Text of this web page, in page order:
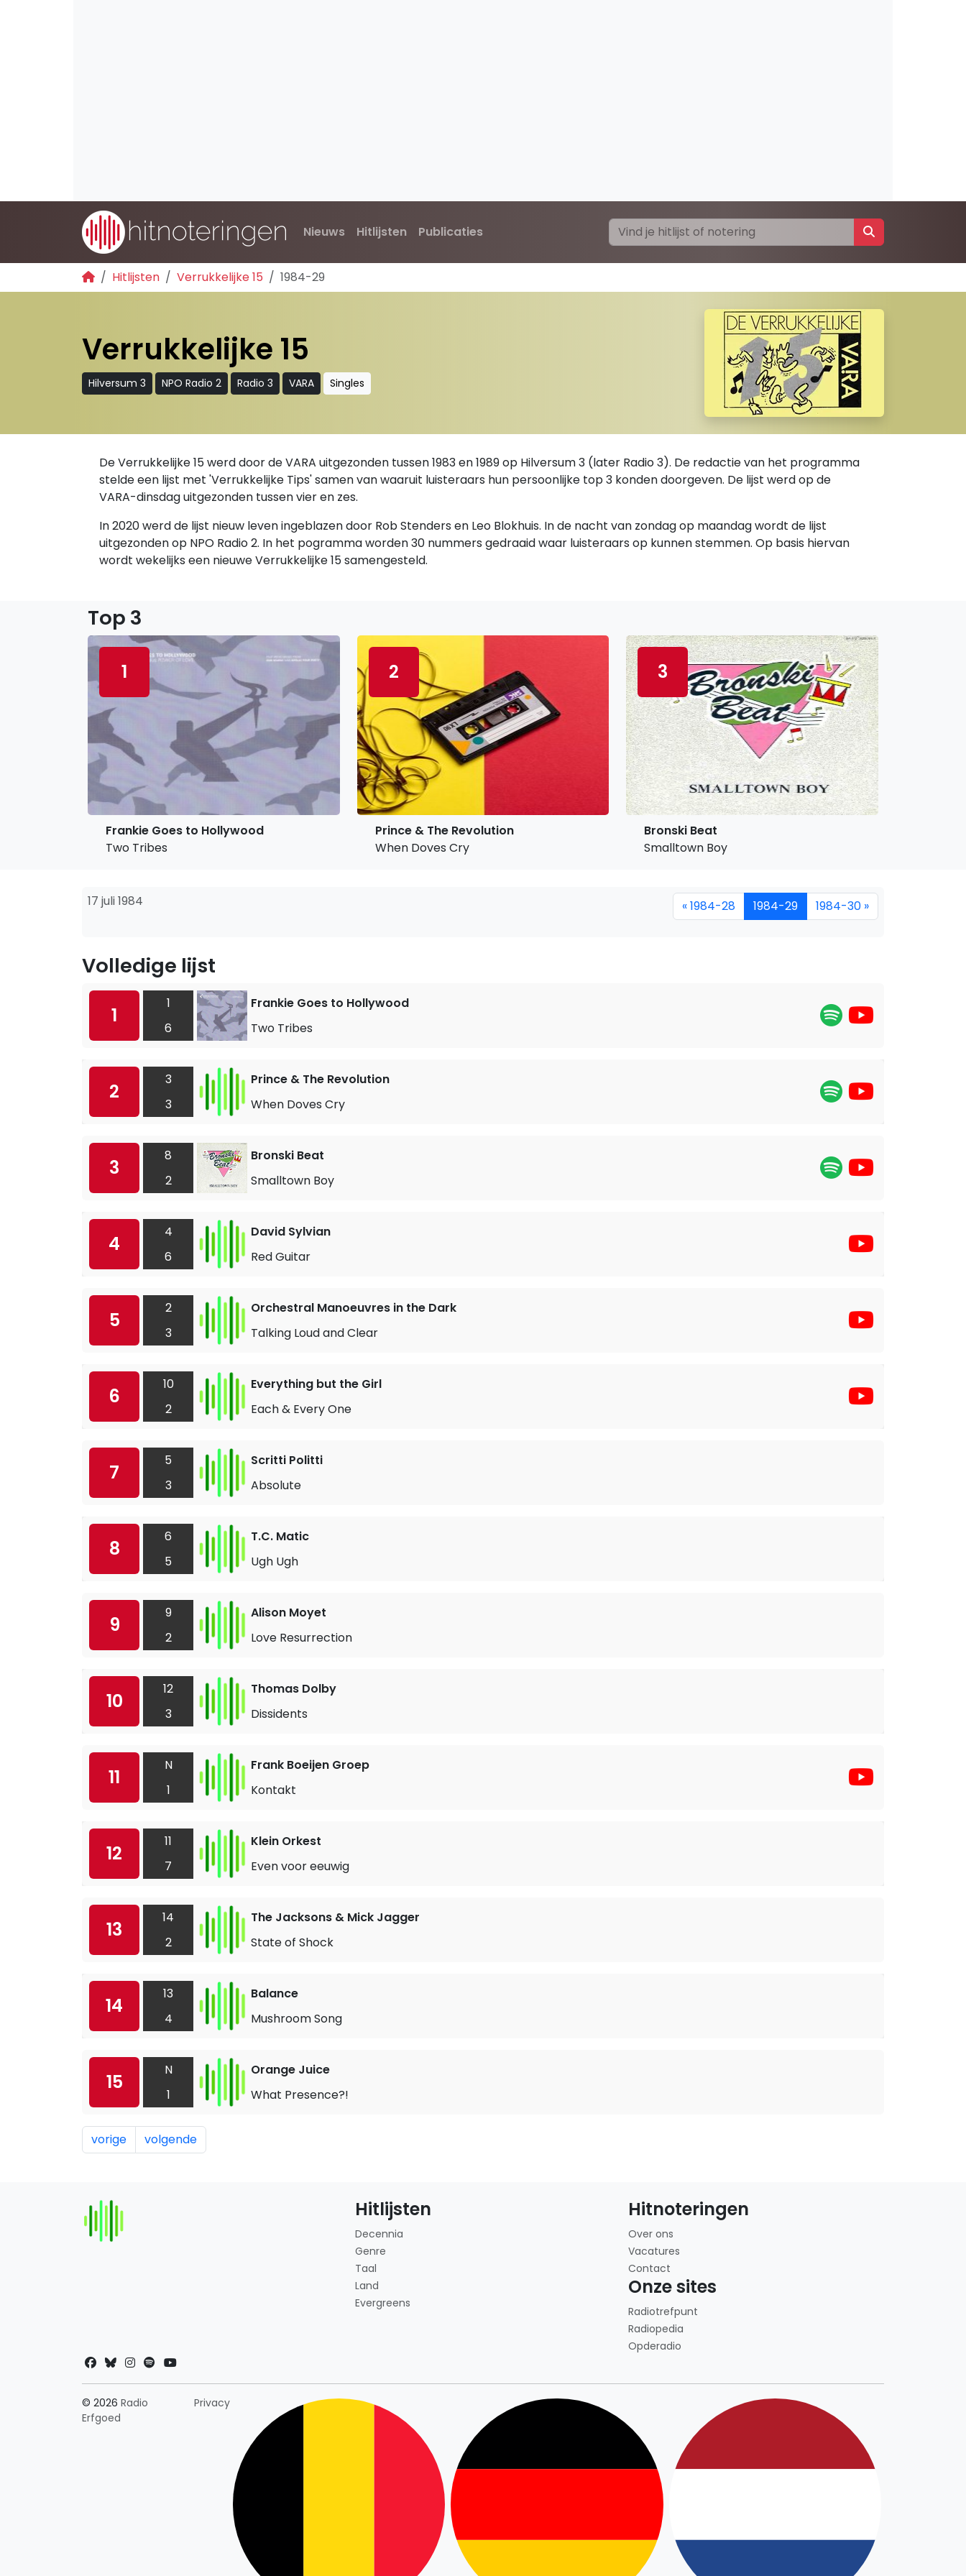
Nieuws Hitlijsten Publicaties
Hitlijsten Verrukkelijke 15 1984-29
Verrukkelijke 15
Hilversum 3 NPO Radio 2 Radio 3 VARA Singles
De Verrukkelijke 15 werd door de VARA uitgezonden tussen 1983 en 1989 op Hilversum 3 (later Radio 3). De redactie van het programma
stelde een lijst met 'Verrukkelijke Tips' samen van waaruit luisteraars hun persoonlijke top 3 konden doorgeven. De lijst werd op de
VARA-dinsdag uitgezonden tussen vier en zes.
In 2020 werd de lijst nieuw leven ingeblazen door Rob Stenders en Leo Blokhuis. In de nacht van zondag op maandag wordt de lijst
uitgezonden op NPO Radio 2. In het pogramma worden 30 nummers gedraaid waar luisteraars op kunnen stemmen. Op basis hiervan
wordt wekelijks een nieuwe Verrukkelijke 15 samengesteld.
Top 3
1
Frankie Goes to Hollywood
Two Tribes
2
Prince & The Revolution
When Doves Cry
3
Bronski Beat
Smalltown Boy
17 juli 1984 « 1984-28 1984-29 1984-30 »
Volledige lijst
1
1
6
Frankie Goes to Hollywood
Two Tribes
2
3
3
Prince & The Revolution
When Doves Cry
3
8
2
Bronski Beat
Smalltown Boy
4
4
6
David Sylvian
Red Guitar
5
2
3
Orchestral Manoeuvres in the Dark
Talking Loud and Clear
6
10
2
Everything but the Girl
Each & Every One
7
5
3
Scritti Politti
Absolute
8
6
5
T.C. Matic
Ugh Ugh
9
9
2
Alison Moyet
Love Resurrection
10
12
3
Thomas Dolby
Dissidents
11
N
1
Frank Boeijen Groep
Kontakt
12
11
7
Klein Orkest
Even voor eeuwig
13
14
2
The Jacksons & Mick Jagger
State of Shock
14
13
4
Balance
Mushroom Song
15
N
1
Orange Juice
What Presence?!
vorige volgende
Hitlijsten
Decennia
Genre
Taal
Land
Evergreens
Hitnoteringen
Over ons
Vacatures
Contact
Onze sites
Radiotrefpunt
Radiopedia
Opderadio
© 2026 Radio
Erfgoed
PrivacyLandkeuze